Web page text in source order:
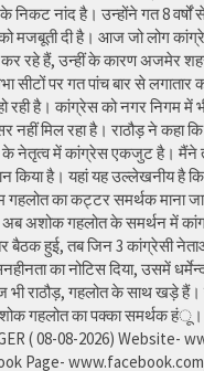
निकट नांद है। उन्होंने गत 8
मजबूती दी है। आज जो लोग
कर रहे हैं, उन्हीं के कारण अजमेर
सीटों पर गत पांच बार से लगातार
रही है। कांग्रेस को नगर निगम में
नहीं मिल रहा है। राठौड़ ने कहा
नेतृत्व में कांग्रेस एकजुट है। मैंने तो
किया है। यहां यह उल्लेखनीय है कि
गहलोत का कट्टर समर्थक माना
अब अशोक गहलोत के समर्थन में
बैठक हुई, तब जिन 3 कांग्रेसी
का नोटिस दिया, उसमें
राठौड़, गहलोत के साथ खड़े हैं।
गहलोत का पक्का समर्थक हंू।
( 08-08-2026) Website-
Page-